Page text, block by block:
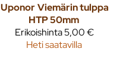
UponorViemärin tulppa
HTP 50mm
Erikoishinta5,00 €
Heti saatavilla